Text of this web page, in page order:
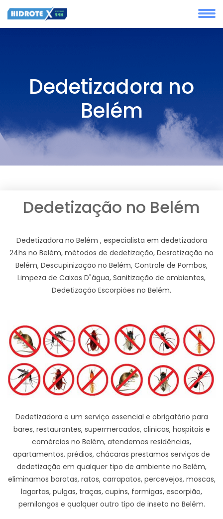
Dedetizadora no
Belém
Dedetização no Belém
Dedetizadora no Belém , especialista em dedetizadora
24hs no Belém, métodos de dedetização, Desratização no
Belém, Descupinização no Belém, Controle de Pombos,
Limpeza de Caixas D"água, Sanitização de ambientes,
Dedetização Escorpiões no Belém.
Dedetizadora e um serviço essencial e obrigatório para
bares, restaurantes, supermercados, clinicas, hospitais e
comércios no Belém, atendemos residências,
apartamentos, prédios, chácaras prestamos serviços de
dedetização em qualquer tipo de ambiente no Belém,
eliminamos baratas, ratos, carrapatos, percevejos, moscas,
lagartas, pulgas, traças, cupins, formigas, escorpião,
pernilongos e qualquer outro tipo de inseto no Belém.